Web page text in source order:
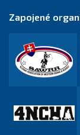
Zapojené